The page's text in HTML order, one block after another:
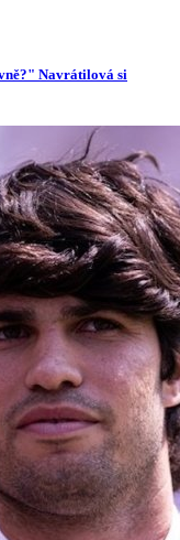
Navrátilová si